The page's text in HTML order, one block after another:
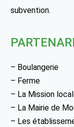
subvention.
– Boulangerie
– Ferme
– La Mission
– La Mairie de
– Les